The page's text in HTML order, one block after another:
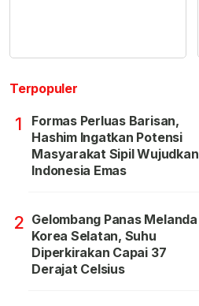
Terpopuler
1
Formas Perluas Barisan,
Hashim Ingatkan Potensi
Masyarakat Sipil Wujudkan
Indonesia Emas
2 Gelombang Panas Melanda
Korea Selatan, Suhu
Diperkirakan Capai 37
Derajat Celsius